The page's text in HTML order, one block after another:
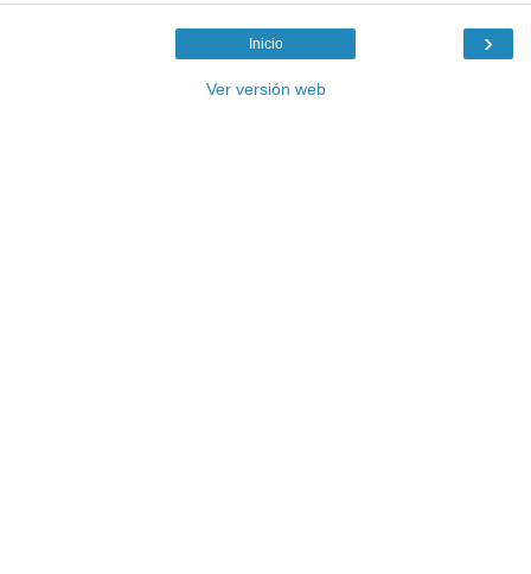
›
Inicio
Ver versión web